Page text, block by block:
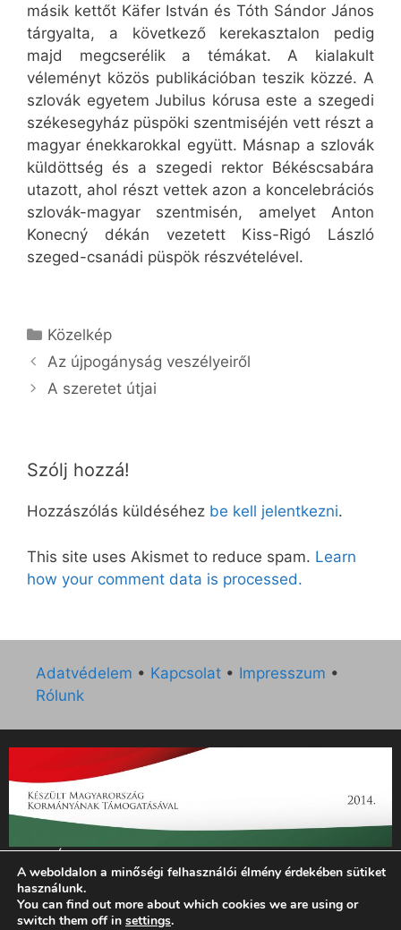
másik kettőt Käfer István és Tóth Sándor János
tárgyalta, a következő kerekasztalon pedig
majd megcserélik a témákat. A kialakult
véleményt közös publikációban teszik közzé. A
szlovák egyetem Jubilus kórusa este a szegedi
székesegyház püspöki szentmiséjén vett részt a
magyar énekkarokkal együtt. Másnap a szlovák
küldöttség és a szegedi rektor Békéscsabára
utazott, ahol részt vettek azon a koncelebrációs
szlovák-magyar szentmisén, amelyet Anton
Konecný dékán vezetett Kiss-Rigó László
szeged-csanádi püspök részvételével.
Kategória
Közelkép
Az újpogányság veszélyeiről
A szeretet útjai
Szólj hozzá!
Hozzászólás küldéséhez be kell jelentkezni.
This site uses Akismet to reduce spam. Learn
how your comment data is processed.
Adatvédelem • Kapcsolat • Impresszum •
Rólunk
„Az Új Ember katolikus hetilap 2014. évi működésének
támogatását az EGYH-KCP-14-P-0121 sz. támogatási
szerződés keretében 3 000 000 Ft összegben támogatta az
Emberi Erőforrások Minisztériuma.”
A weboldalon a minőségi felhasználói élmény érdekében sütiket
használunk.
You can find out more about which cookies we are using or
switch them off in settings.